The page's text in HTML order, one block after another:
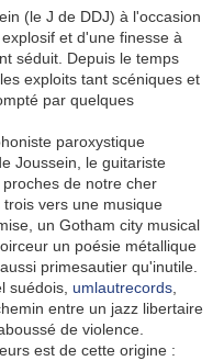
(le J de DDJ) à l'occasion
et d'une finesse à
séduit. Depuis le temps
exploits tant scéniques et
par quelques
paroxystique
Joussein, le guitariste
proches de notre cher
trois vers une musique
un Gotham city musical
un poésie métallique
primesautier qu'inutile.
suédois, umlautrecords
entre un jazz libertaire
de violence.
est de cette origine :